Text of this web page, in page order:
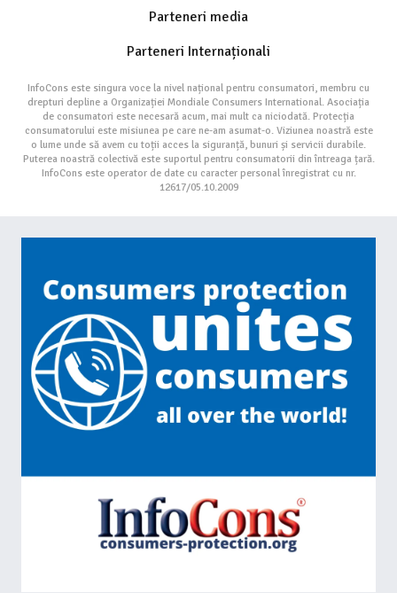
Parteneri media
Parteneri Internaționali
InfoCons este singura voce la nivel național pentru consumatori, membru cu
drepturi depline a Organizației Mondiale Consumers International. Asociația
de consumatori este necesară acum, mai mult ca niciodată. Protecția
consumatorului este misiunea pe care ne-am asumat-o. Viziunea noastră este
o lume unde să avem cu toții acces la siguranță, bunuri și servicii durabile.
Puterea noastră colectivă este suportul pentru consumatorii din întreaga țară.
InfoCons este operator de date cu caracter personal înregistrat cu nr.
12617/05.10.2009